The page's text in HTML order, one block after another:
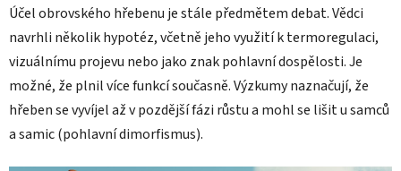
Účel obrovského hřebenu je stále předmětem debat. Vědci
navrhli několik hypotéz, včetně jeho využití k termoregulaci,
vizuálnímu projevu nebo jako znak pohlavní dospělosti. Je
možné, že plnil více funkcí současně. Výzkumy naznačují, že
hřeben se vyvíjel až v pozdější fázi růstu a mohl se lišit u samců
a samic (pohlavní dimorfismus).